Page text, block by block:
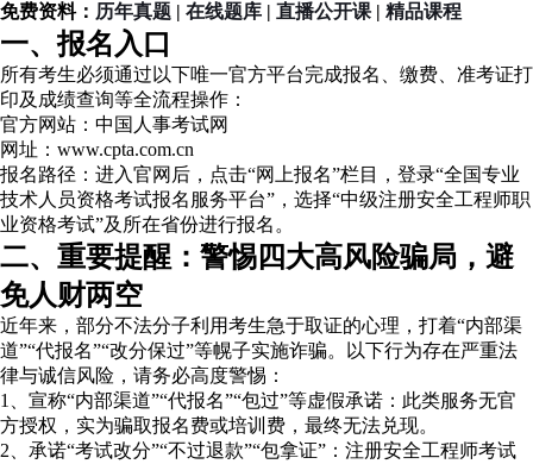
免费资料： 历年真题 | 在线题库 | 直播公开课 | 精品课程
一、报名入口
所有考生必须通过以下唯一官方平台完成报名、缴费、准考证打
印及成绩查询等全流程操作：
官方网站：中国人事考试网
网址：www.cpta.com.cn
报名路径：进入官网后，点击“网上报名”栏目，登录“全国专业
技术人员资格考试报名服务平台”，选择“中级注册安全工程师职
业资格考试”及所在省份进行报名。
二、重要提醒：警惕四大高风险骗局，避
免人财两空
近年来，部分不法分子利用考生急于取证的心理，打着“内部渠
道”“代报名”“改分保过”等幌子实施诈骗。以下行为存在严重法
律与诚信风险，请务必高度警惕：
1、宣称“内部渠道”“代报名”“包过”等虚假承诺：此类服务无官
方授权，实为骗取报名费或培训费，最终无法兑现。
2、承诺“考试改分”“不过退款”“包拿证”：注册安全工程师考试